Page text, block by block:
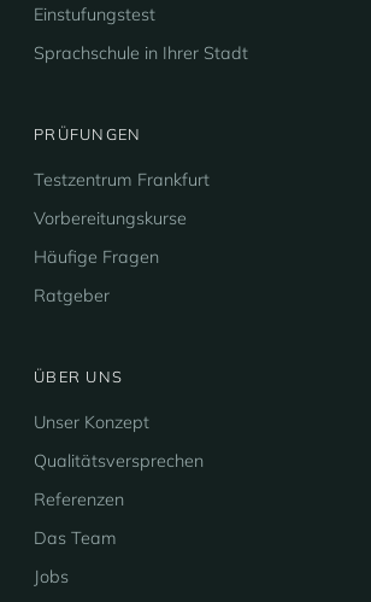
Einstufungstest
Sprachschule in Ihrer Stadt
PRÜFUNGEN
Testzentrum Frankfurt
Vorbereitungskurse
Häufige Fragen
Ratgeber
ÜBER UNS
Unser Konzept
Qualitätsversprechen
Referenzen
Das Team
Jobs